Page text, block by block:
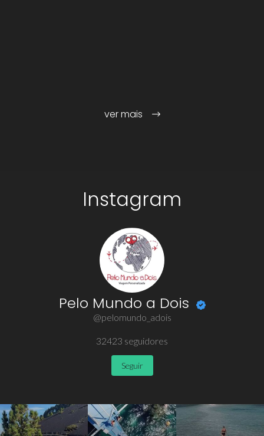
ver mais
Instagram
Pelo Mundo a Dois
@pelomundo_adois
32423 seguidores
Seguir